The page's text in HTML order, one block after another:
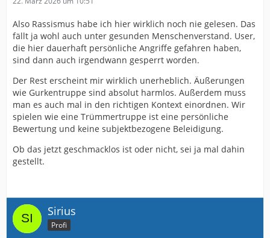
Also Rassismus habe ich hier wirklich noch nie gelesen. Das
fällt ja wohl auch unter gesunden Menschenverstand. User,
die hier dauerhaft persönliche Angriffe gefahren haben,
sind dann auch irgendwann gesperrt worden.
Der Rest erscheint mir wirklich unerheblich. Äußerungen
wie Gurkentruppe sind absolut harmlos. Außerdem muss
man es auch mal in den richtigen Kontext einordnen. Wir
spielen wie eine Trümmertruppe ist eine persönliche
Bewertung und keine subjektbezogene Beleidigung.
Ob das jetzt geschmacklos ist oder nicht, sei ja mal dahin
gestellt.
Sirius
Profi